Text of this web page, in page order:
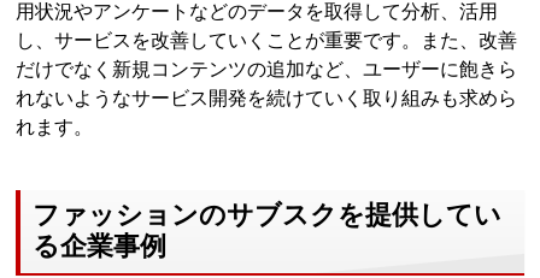
用状況やアンケートなどのデータを取得して分析、活用
し、サービスを改善していくことが重要です。また、改善
だけでなく新規コンテンツの追加など、ユーザーに飽きら
れないようなサービス開発を続けていく取り組みも求めら
れます。
ファッションのサブスクを提供してい
る企業事例